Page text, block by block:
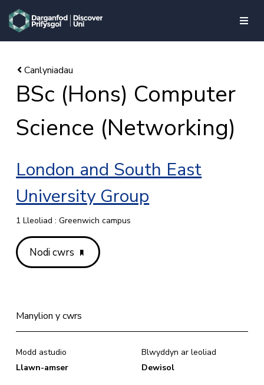
skip to main content
BSc (Hons) Computer
Science (Networking)
London and South East
University Group
1 Lleoliad : Greenwich campus
Nodi cwrs
Manylion y cwrs
Modd astudio
Llawn-amser
Blwyddyn ar leoliad
Dewisol